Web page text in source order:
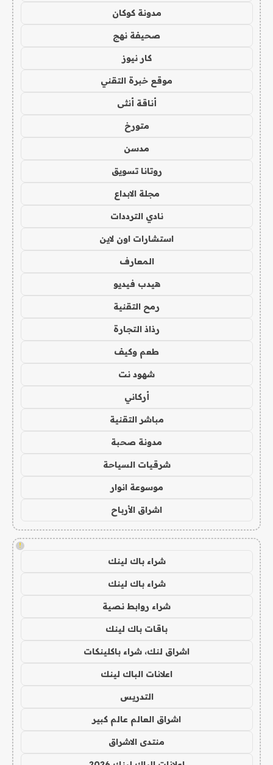
مدونة كوكان
صحيفة نهج
كار نيوز
موقع خبرة التقني
أناقة أنثى
متورخ
مدسن
روتانا تسويق
مجلة الابداع
نادي الترددات
استشارات اون لاين
المعارف
هيدب فيديو
رمح التقنية
رذاذ التجارة
طعم وكيف
شهود نت
أركاني
مباشر التقنية
مدونة صحبة
شرقيات السياحة
موسوعة انوار
اشراق الأرباح
!
شراء باك لينك
شراء باك لينك
شراء روابط نصية
باقات باك لينك
اشراق لنك، شراء باكلينكات
اعلانات الباك لينك
التدريس
اشراق العالم عالم كبير
منتدى الاشراق